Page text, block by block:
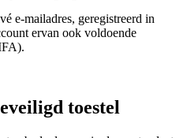
e-mailadres, geregistreerd in
ervan ook voldoende
toestel